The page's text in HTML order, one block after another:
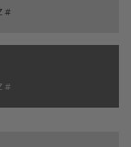
#
#